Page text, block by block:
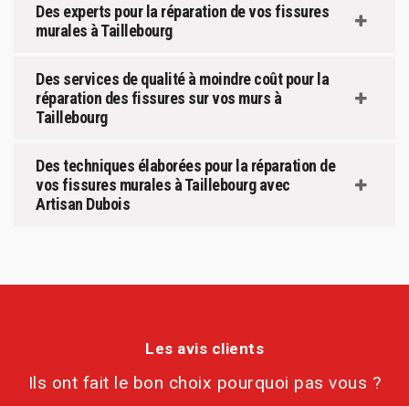
Des experts pour la réparation de vos fissures
murales à Taillebourg
Des services de qualité à moindre coût pour la
réparation des fissures sur vos murs à
Taillebourg
Des techniques élaborées pour la réparation de
vos fissures murales à Taillebourg avec
Artisan Dubois
Les avis clients
Ils ont fait le bon choix pourquoi pas vous ?